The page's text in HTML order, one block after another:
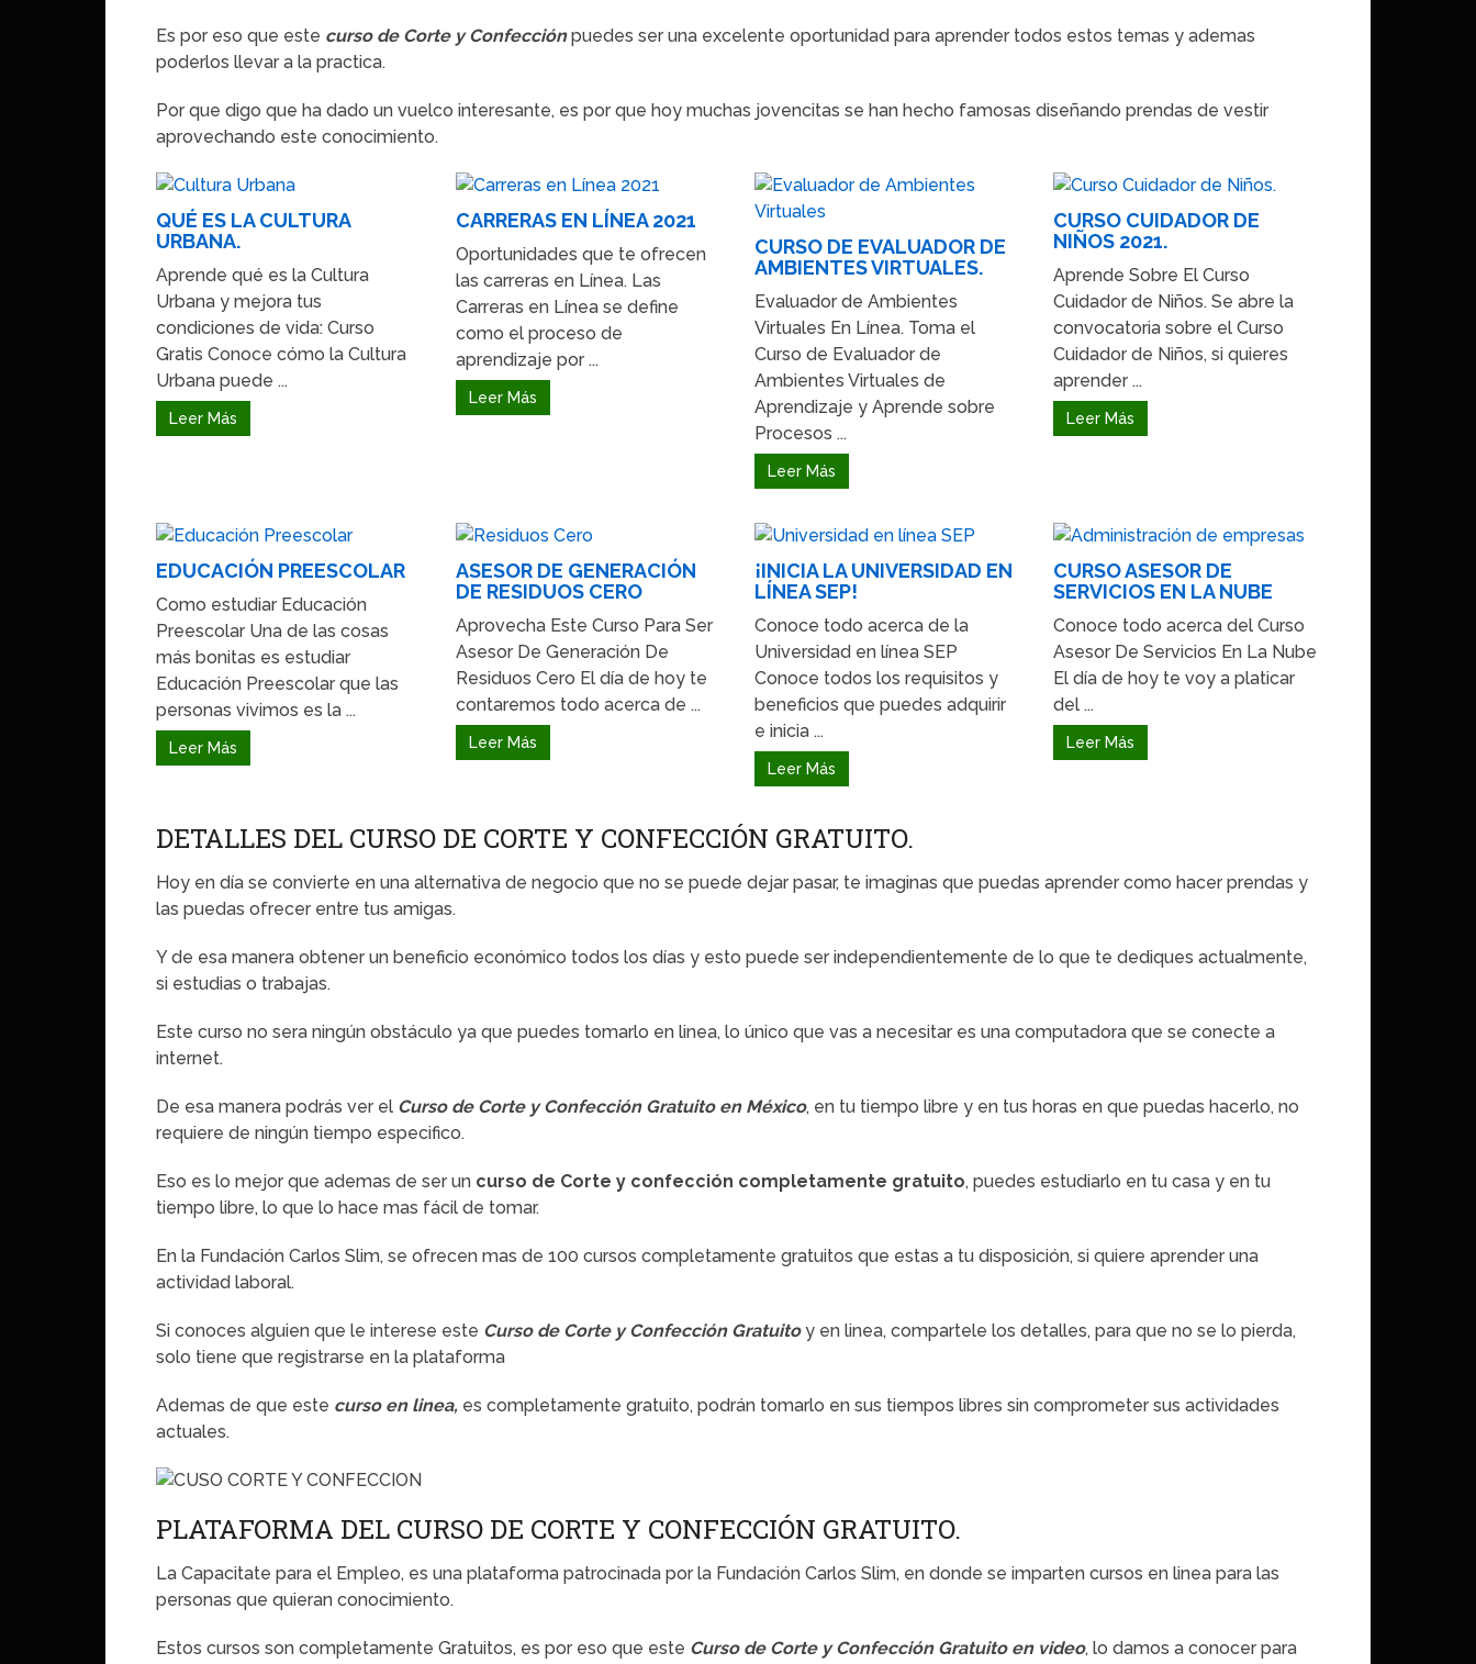
Es por eso que este curso de Corte y Confecciónpuedes ser una excelente oportunidad para aprender todos estos temas y ademas
poderlos llevar a la practica.
Por que digo que ha dado un vuelco interesante, es por que hoy muchas jovencitas se han hecho famosas diseñando prendas de vestir
aprovechando este conocimiento.
QUÉ ES LA CULTURA
URBANA.
Aprende qué es la Cultura
Urbana y mejora tus
condiciones de vida: Curso
Gratis Conoce cómo la Cultura
Urbana puede ...
Leer Más
CARRERAS EN LÍNEA 2021
Oportunidades que te ofrecen
las carreras en Línea. Las
Carreras en Línea se define
como el proceso de
aprendizaje por ...
Leer Más
CURSO DE EVALUADOR DE
AMBIENTES VIRTUALES.
Evaluador de Ambientes
Virtuales En Línea. Toma el
Curso de Evaluador de
Ambientes Virtuales de
Aprendizaje y Aprende sobre
Procesos ...
Leer Más
CURSO CUIDADOR DE
NIÑOS 2021.
Aprende Sobre El Curso
Cuidador de Niños. Se abre la
convocatoria sobre el Curso
Cuidador de Niños, si quieres
aprender ...
Leer Más
EDUCACIÓN PREESCOLAR
Como estudiar Educación
Preescolar Una de las cosas
más bonitas es estudiar
Educación Preescolar que las
personas vivimos es la ...
Leer Más
ASESOR DE GENERACIÓN
DE RESIDUOS CERO
Aprovecha Este Curso Para Ser
Asesor De Generación De
Residuos Cero El día de hoy te
contaremos todo acerca de ...
Leer Más
¡INICIA LA UNIVERSIDAD EN
LÍNEA SEP!
Conoce todo acerca de la
Universidad en línea SEP
Conoce todos los requisitos y
beneficios que puedes adquirir
e inicia ...
Leer Más
CURSO ASESOR DE
SERVICIOS EN LA NUBE
Conoce todo acerca del Curso
Asesor De Servicios En La Nube
El día de hoy te voy a platicar
del ...
Leer Más
DETALLES DEL CURSO DE CORTE Y CONFECCIÓN GRATUITO.
Hoy en día se convierte en una alternativa de negocio que no se puede dejar pasar, te imaginas que puedas aprender como hacer prendas y
las puedas ofrecer entre tus amigas.
Y de esa manera obtener un beneficio económico todos los días y esto puede ser independientemente de lo que te dediques actualmente,
si estudias o trabajas.
Este curso no sera ningún obstáculo ya que puedes tomarlo en linea, lo único que vas a necesitar es una computadora que se conecte a
internet.
De esa manera podrás ver el Curso de Corte y Confección Gratuito en México, en tu tiempo libre y en tus horas en que puedas hacerlo, no
requiere de ningún tiempo especifico.
Eso es lo mejor que ademas de ser un curso de Corte y confección completamente gratuito, puedes estudiarlo en tu casa y en tu
tiempo libre, lo que lo hace mas fácil de tomar.
En la Fundación Carlos Slim, se ofrecen mas de 100 cursos completamente gratuitos que estas a tu disposición, si quiere aprender una
actividad laboral.
Si conoces alguien que le interese este Curso de Corte y Confección Gratuitoy en linea, compartele los detalles, para que no se lo pierda,
solo tiene que registrarse en la plataforma
Ademas de que este curso en linea, es completamente gratuito, podrán tomarlo en sus tiempos libres sin comprometer sus actividades
actuales.
PLATAFORMA DEL CURSO DE CORTE Y CONFECCIÓN GRATUITO.
La Capacitate para el Empleo, es una plataforma patrocinada por la Fundación Carlos Slim, en donde se imparten cursos en linea para las
personas que quieran conocimiento.
Estos cursos son completamente Gratuitos, es por eso que este Curso de Corte y Confección Gratuito en video, lo damos a conocer para